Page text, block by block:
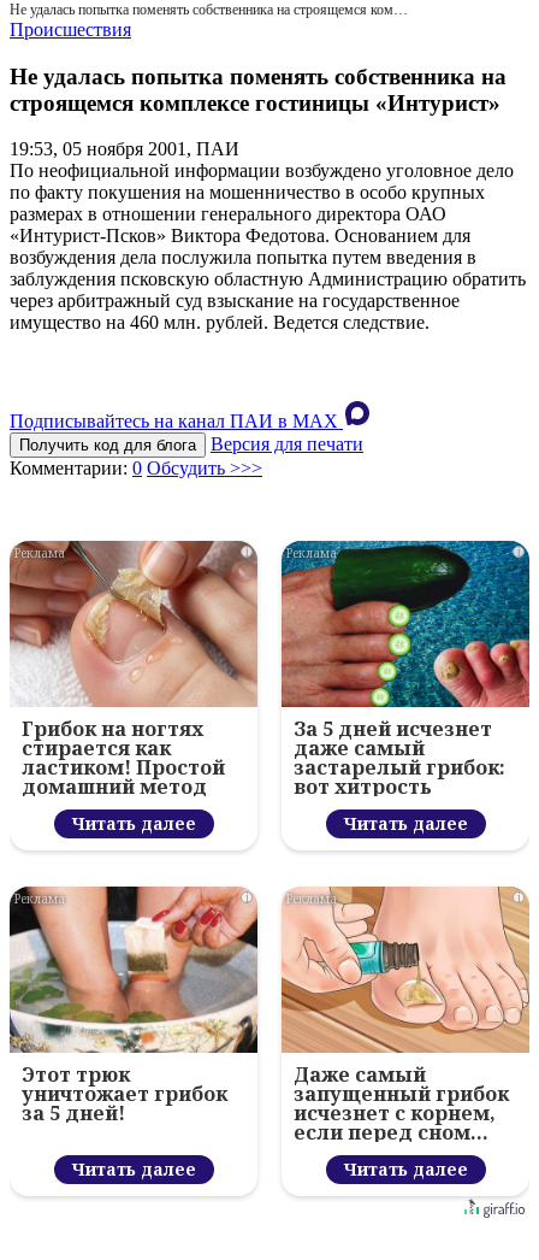
Не удалась попытка поменять собственника на строящемся комплексе гостиницы «Интурист»
Происшествия
Не удалась попытка поменять собственника на
строящемся комплексе гостиницы «Интурист»
19:53, 05 ноября 2001, ПАИ
По неофициальной информации возбуждено уголовное дело
по факту покушения на мошенничество в особо крупных
размерах в отношении генерального директора ОАО
«Интурист-Псков» Виктора Федотова. Основанием для
возбуждения дела послужила попытка путем введения в
заблуждения псковскую областную Администрацию обратить
через арбитражный суд взыскание на государственное
имущество на 460 млн. рублей. Ведется следствие.
Подписывайтесь на канал ПАИ в MAХ
Получить код для блога
Версия для печати
Комментарии: 0 Обсудить >>>
i
Грибок на ногтях
стирается как
ластиком! Простой
домашний метод
Читать далее
i
За 5 дней исчезнет
даже самый
застарелый грибок:
вот хитрость
Читать далее
i
Этот трюк
уничтожает грибок
за 5 дней!
Читать далее
i
Даже самый
запущенный грибок
исчезнет с корнем,
если перед сном…
Читать далее